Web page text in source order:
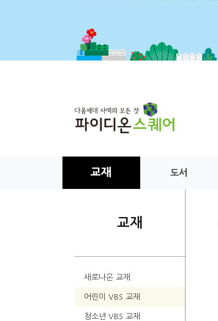
교재 도서
교재
새로나온 교재
어린이 VBS 교재
청소년 VBS 교재